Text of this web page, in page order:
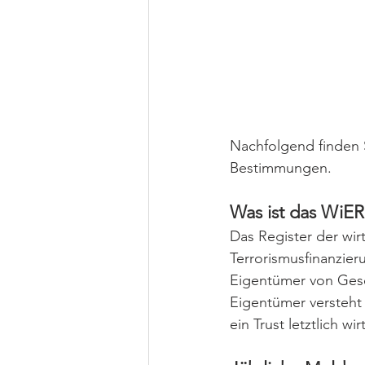
Nachfolgend
Bestimmungen.
Was ist das
Das Register der
Eigentümer von
Eigentümer
ein Trust letztlich